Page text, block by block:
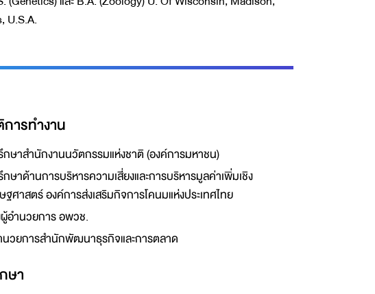
U.S.A.
การทำงาน
ษาสำนักงานนวัตกรรมแห่งชาติ (องค์การมหาชน)
ษาด้านการบริหารความเสี่ยงและการบริหารมูลค่าเพิ่มเชิง
ฐศาสตร์ องค์การส่งเสริมกิจการโคนมแห่งประเทศไทย
อำนวยการ อพวช.
นวยการสำนักพัฒนาธุรกิจและการตลาด
ษา